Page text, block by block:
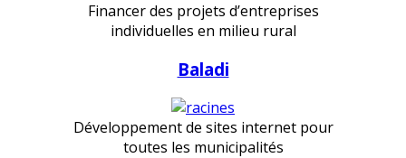
Financer des projets d’entreprises
individuelles en milieu rural
Baladi
Développement de sites internet pour
toutes les municipalités